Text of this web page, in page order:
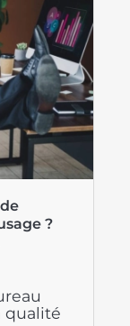
?
qualité